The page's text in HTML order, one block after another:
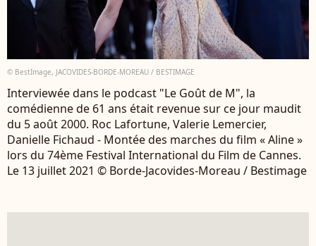
© BestImage, JACOVIDES-BORDE-MOREAU / BESTIMAGE
Interviewée dans le podcast "Le Goût de M", la
comédienne de 61 ans était revenue sur ce jour maudit
du 5 août 2000. Roc Lafortune, Valerie Lemercier,
Danielle Fichaud - Montée des marches du film « Aline »
lors du 74ème Festival International du Film de Cannes.
Le 13 juillet 2021 © Borde-Jacovides-Moreau / Bestimage